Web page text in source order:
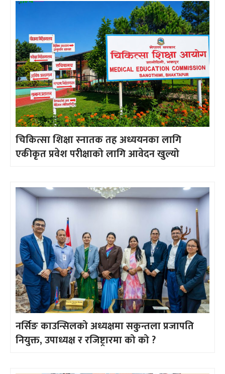
चिकित्सा शिक्षा स्नातक तह अध्ययनका लागि
एकीकृत प्रवेश परीक्षाको लागि आवेदन खुल्यो
नर्सिङ काउन्सिलको अध्यक्षमा सकुन्तला प्रजापति
नियुक्त, उपाध्यक्ष र रजिष्ट्रारमा को को ?